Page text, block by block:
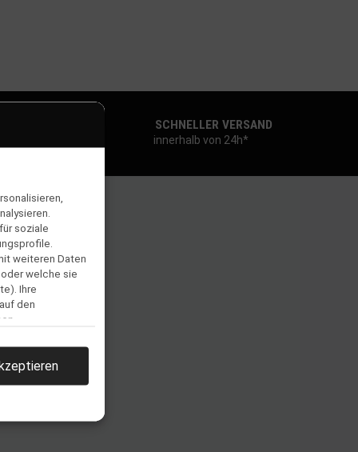
SCHNELLER VERSAND
innerhalb von 24h*
soziale
weiteren Daten
welche sie
Ihre
den